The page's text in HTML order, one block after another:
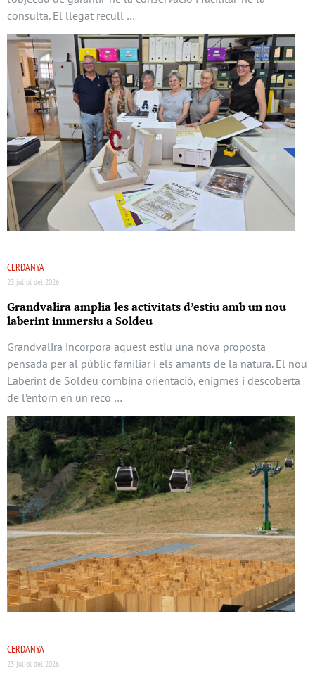
consulta. El llegat recull …
CERDANYA
23 juliol del 2026
Grandvalira amplia les activitats d’estiu amb un nou
laberint immersiu a Soldeu
Grandvalira incorpora aquest estiu una nova proposta
pensada per al públic familiar i els amants de la natura. El nou
Laberint de Soldeu combina orientació, enigmes i descoberta
de l’entorn en un reco …
CERDANYA
23 juliol del 2026